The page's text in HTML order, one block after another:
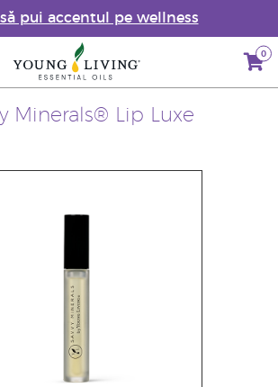
pui accentul pe wellness
0
Minerals® Lip Luxe